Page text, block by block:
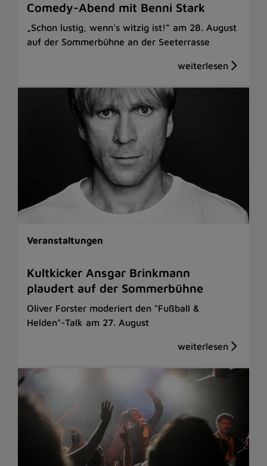
Comedy-Abend mit Benni Stark
„Schon lustig, wenn’s witzig ist!“ am 28. August
auf der Sommerbühne an der Seeterrasse
Veranstaltungen
Kultkicker Ansgar Brinkmann
plaudert auf der Sommerbühne
Oliver Forster moderiert den "Fußball &
Helden"-Talk am 27. August